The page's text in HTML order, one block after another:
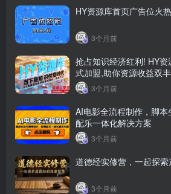
HY资源库首页广告位火
3个月前
抢占知识经济红利! HY
式加盟,助你资源收益双
3个月前
AI电影全流程制作，脚
配乐一体化解决方案
3个月前
道德经实修营，一起探
3个月前